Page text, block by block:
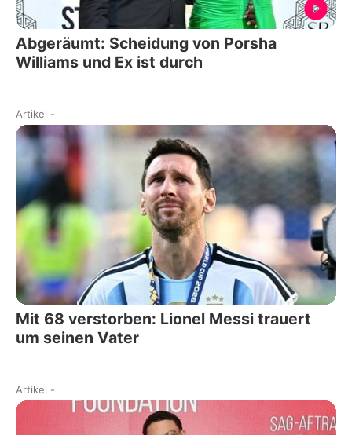
Abgeräumt: Scheidung von Porsha
Williams und Ex ist durch
Artikel -
Mit 68 verstorben: Lionel Messi trauert
um seinen Vater
Artikel -